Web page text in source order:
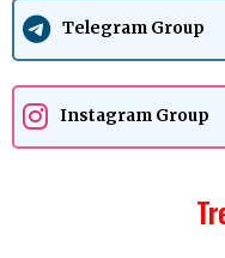
Telegram Group
Instagram Group